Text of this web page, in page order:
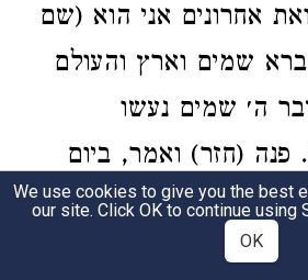
אחרונים אני הוא (שם
שמים וארץ והעולם
ה׳ שמים נעשו
פנה (חזר) ואמר, ביום
ארץ ושמים (בראשית
האדם בצלמו שנאמר
We use cookies to give you the best
our site. Click OK to continue using
OK